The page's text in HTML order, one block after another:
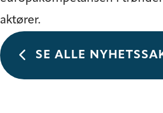
aktører.
SE ALLE